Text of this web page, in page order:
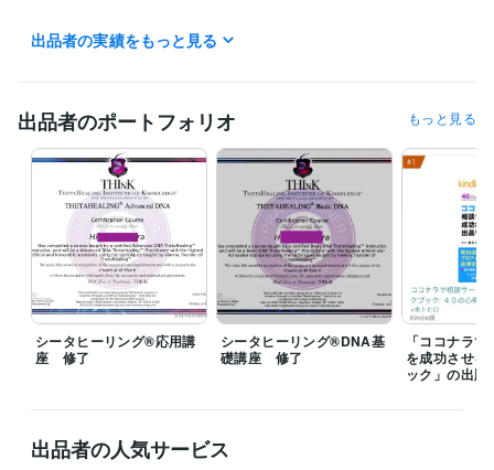
ご質問・ご要望などはぜひメッセージでお寄せください。
毎日チェックしていますので、最短1時間以内どんなに遅くとも24時間
以内にはお返事させていただきます！
☆電話相談の予定☆
夜19時前後に対応可能、深夜帯は対応不可のことが多いです。
（メッセージにてお問い合わせいただければ、細かい時間設定をお打ち
合わせの上、「待機中」に設定させていただきます）
（電話相談の「予約」は、毎時「00分」または「30分」しか受付できま
せんのでご注意ください。例えば10時10分とか、22時45分といったご予
約はできないシステムになっております。10時や22時30分という形での
ご予約となってしまいます。事前にダイレクトメッセージでお問い合わ
せいただければ、細かい時間設定で「待機」することも可能です）
※下記のリンクより、無料登録して電話番号認証するとココナラより100
0ポイントプレゼントされます。
https://coconala.com/invite/4F26V
出品者の実績をもっと見る
出品者のポートフォリオ もっと見る
シータヒーリング®応用講
座 修了
シータヒーリング®DNA基
礎講座 修了
「ココナラ
を成功させる
ック」の出版
出品者の人気サービス